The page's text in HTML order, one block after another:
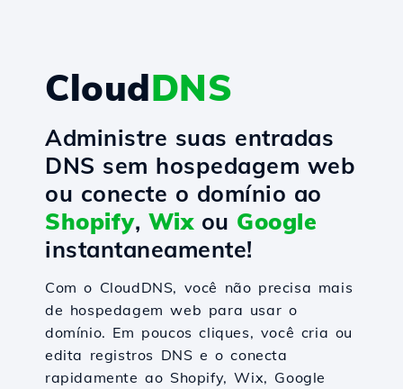
CloudDNS
Administre suas entradas
DNS sem hospedagem web
ou conecte o domínio ao
Shopify, Wixou Google
instantaneamente!
Com o CloudDNS, você não precisa mais
de hospedagem web para usar o
domínio. Em poucos cliques, você cria ou
edita registros DNS e o conecta
rapidamente ao Shopify, Wix, Google